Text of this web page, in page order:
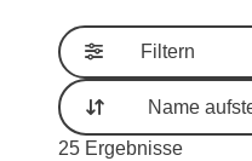
Filtern
Sortierung
25 Ergebnisse